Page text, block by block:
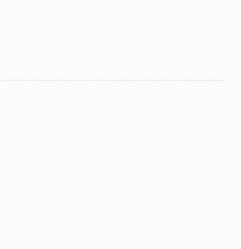
ー
践を学ぶ